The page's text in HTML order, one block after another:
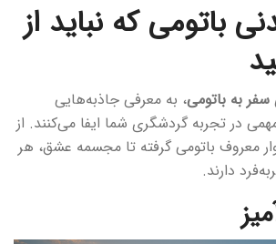
باتومی که نباید از
سفر به باتومی، به معرفی جاذبه‌هایی
در تجربه گردشگری شما ایفا می‌کنند. از
معروف باتومی گرفته تا مجسمه عشق، هر
دارند.